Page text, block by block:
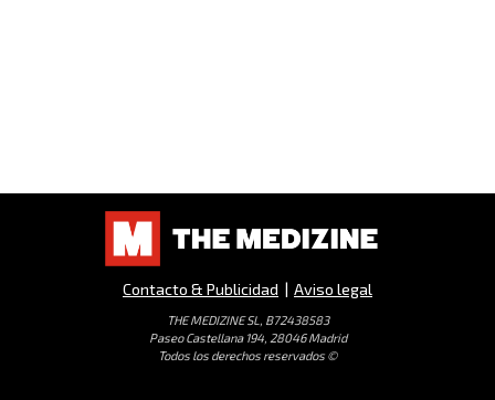
Contacto & Publicidad | Aviso legal
THE MEDIZINE SL, B72438583
Paseo Castellana 194, 28046 Madrid
Todos los derechos reservados ©